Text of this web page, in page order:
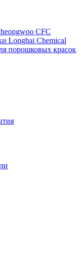
СFC
Longhai Chemical
порошковых красок